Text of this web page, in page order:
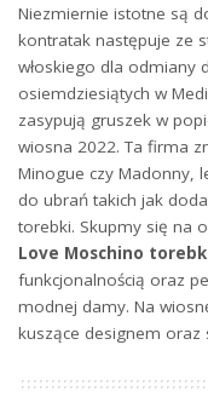
Niezmiernie istotne są
kontratak następuje ze
włoskiego dla odmiany
osiemdziesiątych w
zasypują gruszek w
wiosna 2022. Ta firma
Minogue czy Madonny,
do ubrań takich jak
torebki. Skupmy się na
Love Moschino
funkcjonalnością oraz
modnej damy. Na
kuszące designem oraz